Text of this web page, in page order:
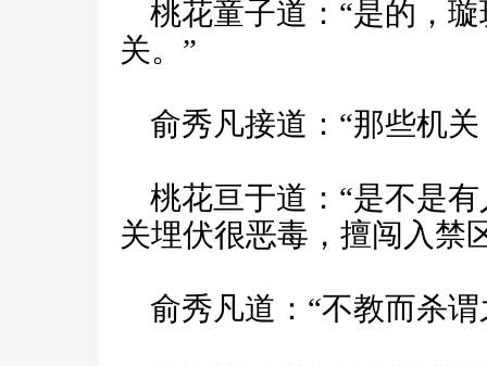
桃花童子道：“是的，
关。”
俞秀凡接道：“那些机
桃花亘于道：“是不是
关埋伏很恶毒，擅闯入禁
俞秀凡道：“不教而杀谓